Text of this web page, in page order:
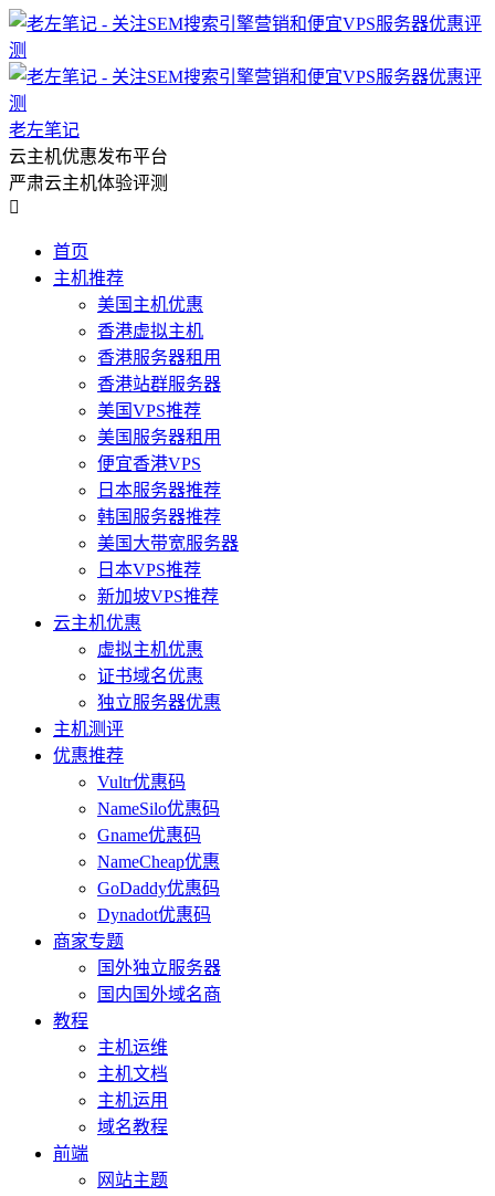
老左笔记
云主机优惠发布平台
严肃云主机体验评测

首页
主机推荐
美国主机优惠
香港虚拟主机
香港服务器租用
香港站群服务器
美国VPS推荐
美国服务器租用
便宜香港VPS
日本服务器推荐
韩国服务器推荐
美国大带宽服务器
日本VPS推荐
新加坡VPS推荐
云主机优惠
虚拟主机优惠
证书域名优惠
独立服务器优惠
主机测评
优惠推荐
Vultr优惠码
NameSilo优惠码
Gname优惠码
NameCheap优惠
GoDaddy优惠码
Dynadot优惠码
商家专题
国外独立服务器
国内国外域名商
教程
主机运维
主机文档
主机运用
域名教程
前端
网站主题